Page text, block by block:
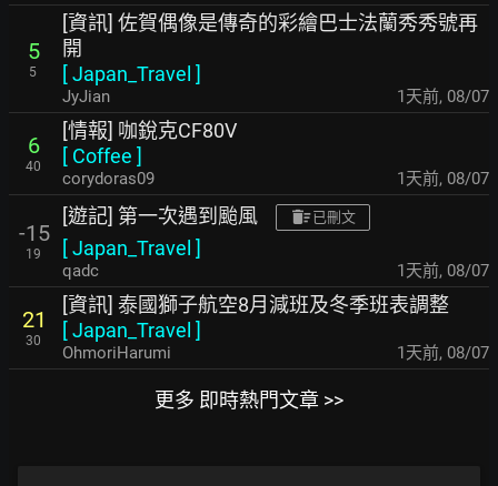
5
5
[資訊] 佐賀偶像是傳奇的彩繪巴士法蘭秀秀號再
開
[Japan_Travel ]
JyJian 1天前, 08/07
6
40
[情報] 咖銳克CF80V
[ Coffee ]
corydoras09 1天前, 08/07
-15
19
[遊記] 第一次遇到颱風 已刪文
[Japan_Travel ]
qadc 1天前, 08/07
21
30
[資訊] 泰國獅子航空8月減班及冬季班表調整
[Japan_Travel ]
OhmoriHarumi 1天前, 08/07
更多 即時熱門文章 >>